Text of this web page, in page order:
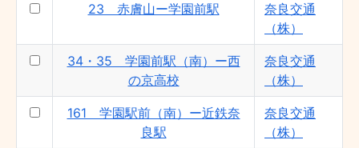
23 赤膚山ー学園前駅
奈良交通
（株）
34・35 学園前駅（南）ー西
の京高校
奈良交通
（株）
161 学園駅前（南）ー近鉄奈
良駅
奈良交通
（株）